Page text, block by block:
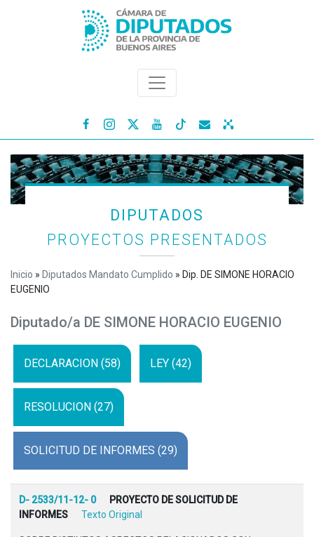
   
DIPUTADOS
PROYECTOS PRESENTADOS
Inicio » Diputados Mandato Cumplido » Dip. DE SIMONE HORACIO
EUGENIO
Diputado/a DE SIMONE HORACIO EUGENIO
DECLARACION (58) LEY (42)
RESOLUCION (27)
SOLICITUD DE INFORMES (29)
D- 2533/11-12- 0
PROYECTO DE SOLICITUD DE
INFORMES
Texto Original